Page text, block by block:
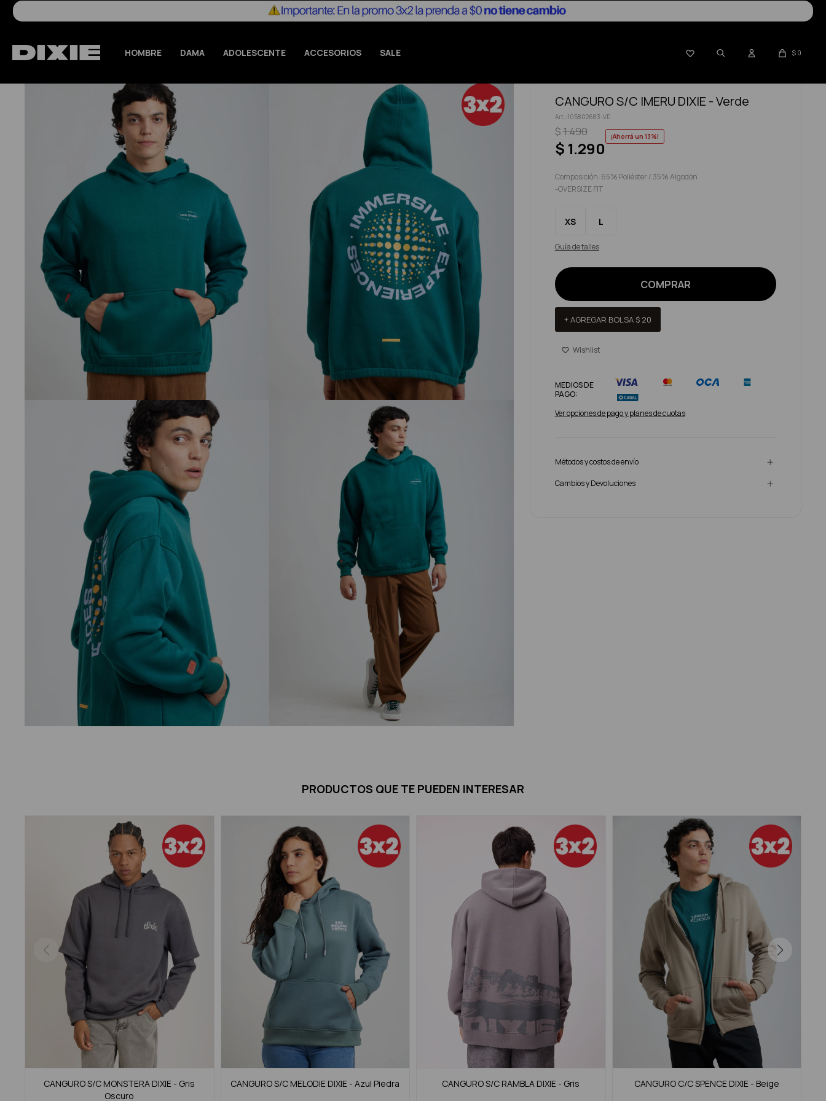
HOMBRE DAMA ADOLESCENTE ACCESORIOS SALE  $ 0
CANGURO S/C IMERU DIXIE - Verde
105802683-VE
$ 1.290
$1.490 13
Composición: 65% Poliéster / 35% Algodón
-OVERSIZE FIT
XS L
Guía de talles
COMPRAR
+ AGREGAR BOLSA$ 20
MEDIOS DE
PAGO:
Ver opciones de pago y planes de cuotas
Métodos y costos de envío
Cambios y Devoluciones
PRODUCTOS QUE TE PUEDEN INTERESAR
CANGURO S/C MONSTERA DIXIE - Gris
Oscuro
CANGURO S/C MELODIE DIXIE - Azul Piedra CANGURO S/C RAMBLA DIXIE - Gris CANGURO C/C SPENCE DIXIE - Beige